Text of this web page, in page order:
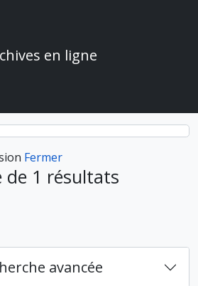
en ligne
Fermer
de 1 résultats
avancée